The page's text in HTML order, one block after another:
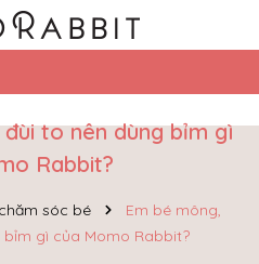
to nên dùng bỉm gì
Rabbit?
sóc bé
Em bé mông,
gì của Momo Rabbit?